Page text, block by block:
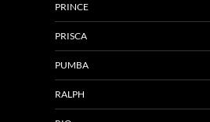
PRINCE
PRISCA
PUMBA
RALPH